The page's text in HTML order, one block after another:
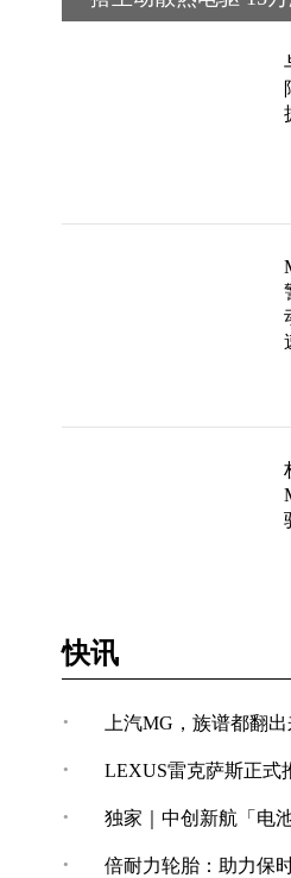
快讯
· 上汽MG，族谱都翻出
· LEXUS雷克萨斯正式推出LX、GX
· 独家｜中创新航「电池鼓包」风
· 倍耐力轮胎：助力保时捷